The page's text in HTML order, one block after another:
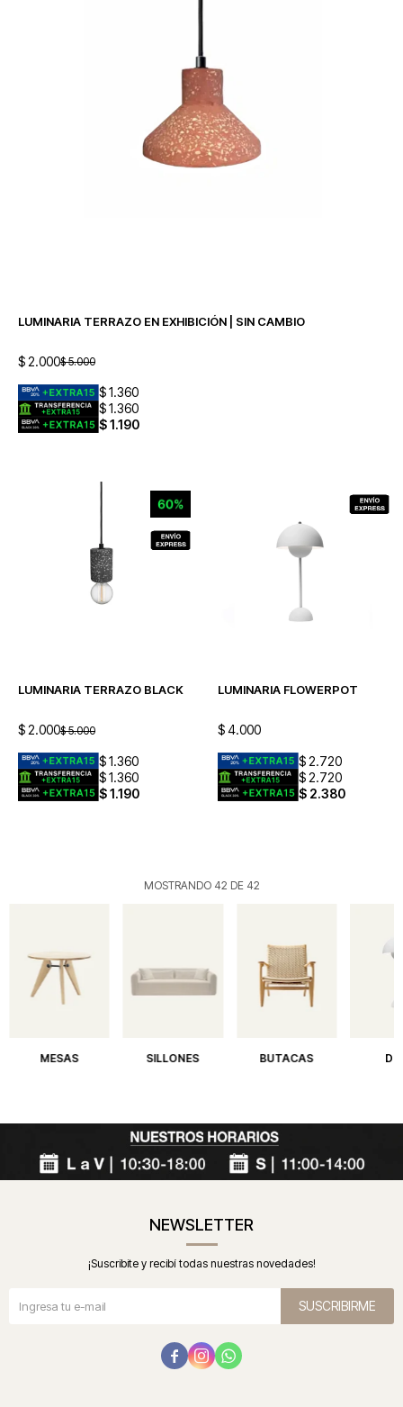
LUMINARIA TERRAZO EN EXHIBICIÓN | SIN CAMBIO
$ 2.000$ 5.000
$1.360
$1.360
$1.190
LUMINARIA TERRAZO BLACK
$ 2.000$ 5.000
$1.360
$1.360
$1.190
LUMINARIA FLOWERPOT
$ 4.000
$ 2.720
$ 2.720
$ 2.380
MOSTRANDO 42 DE 42
MESAS SILLONES BUTACAS
NEWSLETTER
¡Suscribite y recibí todas nuestras novedades!
SUSCRIBIRME
  